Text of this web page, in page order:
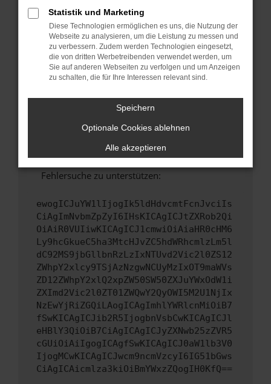
Stelle sicher, dass dein Browser und dein
Betriebssystem auf dem neuesten Stand
sind.
Veraltete Software birgt nicht nur ein
Sicherheitsrisiko, sondern kann auch dazu
führen, dass bestimmte Funktionen nicht mehr
Wende dich an den Webseitenbetreiber.
Wenn du alle oben genannten Schritte versucht
hast, kontaktiere uns bitte. Wir werden
versuchen, das Problem zu beheben. Du kannst
uns diesen Text schicken, um uns bei der
Fehlersuche zu unterstützen:
ewogICJuYW1lIjogIk5ldHdvcmtFcnJvciIs
CiAgImNvbmZpZyI6IHsKICAgICJtZXRob2Qi
OiAiR0VUIiwKICAgICJ1cmwiOiAiaHR0cHM6
Ly9hcGkueC5ha3MtcHJvZC5hdWRhcmlzLm5l
dC92MS9jbGllbnRzLzIxNTUvd2Vic2l0ZS12
ZWhpY2xlcy9TSjAzNzgwNCUyMzIxOT9maWVs
ZD12ZWhpY2xlQ2xpZW50SW50ZXJuYWxOdW1i
ZXImd2Vic2l0ZT01ZWQwY2QyOWI5M2U1NjIx
NzEwYjRiZGQiLAogICAgImhlYWRlcnMiOiB7
fSwKICAgICJib2R5IjogbnVsbCwKICAgICJl
eHBlY3QiOiB7CiAgICAgICJyZXNwb25zZVR5
cGUiOiAiIgogICAgfSwKICAgICJ0aW1lb3V0
IjogMCwKICAgICJwcm9ncmVzcyI6IG51bGws
CiAgICAicmlza3kiOiBmYWxzZQogIH0KfQ==
Statistik und Marketing
Diese Technologien ermöglichen es uns, die Nutzung der
Webseite zu analysieren, um die Leistung zu messen und
zu verbessern. Zudem werden Technologien eingesetzt,
die von dritten Werbetreibenden verwendet werden, um
Sie auf anderen Webseiten zu verfolgen und um Anzeigen
zu schalten, die für Ihre Interessen relevant sind.
Speichern
Optionale Cookies ablehnen
Alle akzeptieren